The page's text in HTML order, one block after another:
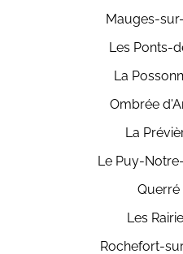
Mauges-
Les Ponts-
La
Ombrée
La
Le Puy-
Querré
Les
Rochefort-